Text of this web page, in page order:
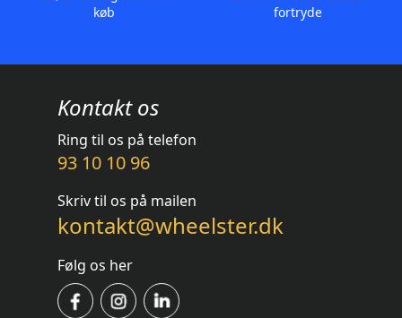
køb
fortryde
Kontakt os
Ring til os på telefon
93 10 10 96
Skriv til os på mailen
kontakt@wheelster.dk
Følg os her